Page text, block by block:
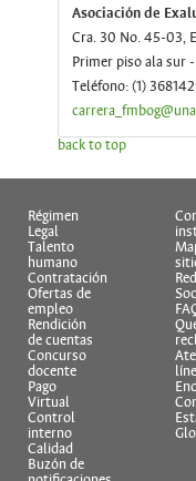
Asociación de
Cra. 30 No. 45-03,
Primer piso ala sur -
Teléfono: (1)
back to top
Régimen
Legal
Talento
humano
Contratación
Ofertas de
empleo
Rendición
de cuentas
Concurso
docente
Pago
Virtual
Control
interno
Calidad
Buzón de